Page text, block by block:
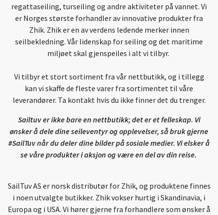
regattaseiling, turseiling og andre aktiviteter på vannet. Vi
er Norges største forhandler av innovative produkter fra
Zhik. Zhik er en av verdens ledende merker innen
seilbekledning. Vår lidenskap for seiling og det maritime
miljøet skal gjenspeiles i alt vi tilbyr.
Vi tilbyr et stort sortiment fra vår nettbutikk, og i tillegg
kan vi skaffe de fleste varer fra sortimentet til våre
leverandører. Ta kontakt hvis du ikke finner det du trenger.
Sailtuv er ikke bare en nettbutikk; det er et felleskap. Vi
ønsker å dele dine seileventyr og opplevelser, så bruk gjerne
#SailTuv når du deler dine bilder på sosiale medier. Vi elsker å
se våre produkter i aksjon og være en del av din reise.
SailTuv AS er norsk distributør for Zhik, og produktene finnes
i noen utvalgte butikker. Zhik vokser hurtig i Skandinavia, i
Europa og i USA. Vi hører gjerne fra forhandlere som ønsker å